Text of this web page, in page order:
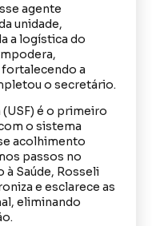
agente
unidade,
a logística do
a
o secretário.
(USF) é o primeiro
o sistema
acolhimento
passos no
à Saúde, Rosseli
e esclarece as
eliminando